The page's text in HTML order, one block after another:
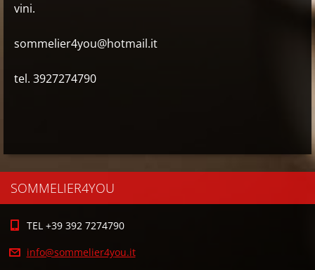
vini.
sommelier4you@hotmail.it
tel. 3927274790
SOMMELIER4YOU
TEL +39 392 7274790
info@sommelier4you.it